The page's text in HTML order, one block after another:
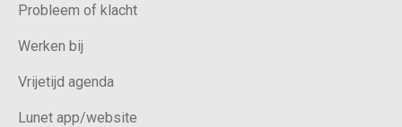
Probleem of klacht
Werken bij
Vrijetijd agenda
Lunet app/website